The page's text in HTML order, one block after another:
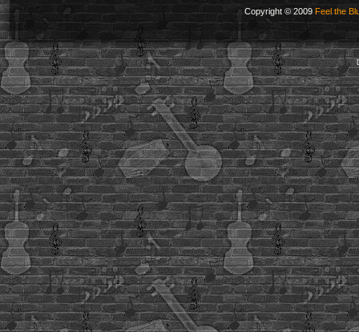
Copyright © 2009 Feel the